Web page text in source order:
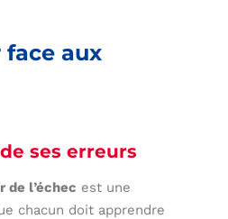
face aux
ses erreurs
de l’échec est une
chacun doit apprendre